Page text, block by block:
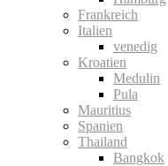
Frankreich
Italien
venedig
Kroatien
Medulin
Pula
Mauritius
Spanien
Thailand
Bangkok